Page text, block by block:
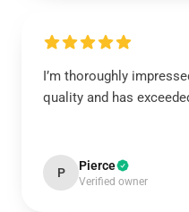
I’m thoroughly
quality and has
P Pierce
Verified owner